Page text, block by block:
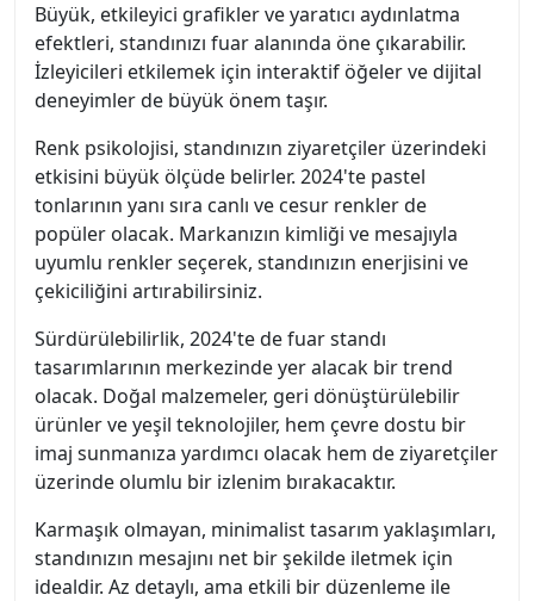
Büyük, etkileyici grafikler ve yaratıcı aydınlatma
efektleri, standınızı fuar alanında öne çıkarabilir.
İzleyicileri etkilemek için interaktif öğeler ve dijital
deneyimler de büyük önem taşır.
Renk psikolojisi, standınızın ziyaretçiler üzerindeki
etkisini büyük ölçüde belirler. 2024'te pastel
tonlarının yanı sıra canlı ve cesur renkler de
popüler olacak. Markanızın kimliği ve mesajıyla
uyumlu renkler seçerek, standınızın enerjisini ve
çekiciliğini artırabilirsiniz.
Sürdürülebilirlik, 2024'te de fuar standı
tasarımlarının merkezinde yer alacak bir trend
olacak. Doğal malzemeler, geri dönüştürülebilir
ürünler ve yeşil teknolojiler, hem çevre dostu bir
imaj sunmanıza yardımcı olacak hem de ziyaretçiler
üzerinde olumlu bir izlenim bırakacaktır.
Karmaşık olmayan, minimalist tasarım yaklaşımları,
standınızın mesajını net bir şekilde iletmek için
idealdir. Az detaylı, ama etkili bir düzenleme ile